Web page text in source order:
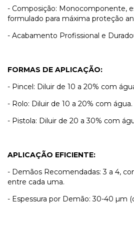
- Composição: Monocomponente,
formulado para máxima proteção
- Acabamento Profissional e
FORMAS DE APLICAÇÃO:
- Pincel: Diluir de 10 a 20% com
- Rolo: Diluir de 10 a 20% com água.
- Pistola: Diluir de 20 a 30% com
APLICAÇÃO EFICIENTE:
- Demãos Recomendadas: 3 a 4,
entre cada uma.
- Espessura por Demão: 30-40 µm